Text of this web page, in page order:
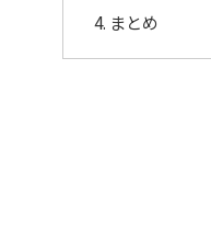
まとめ